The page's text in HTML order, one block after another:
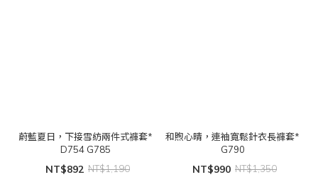
蔚藍夏日，下接雪紡兩件式褲套*
D754 G785
NT$892 NT$1,190
和煦心晴，連袖寬鬆針衣長褲套*
G790
NT$990 NT$1,350